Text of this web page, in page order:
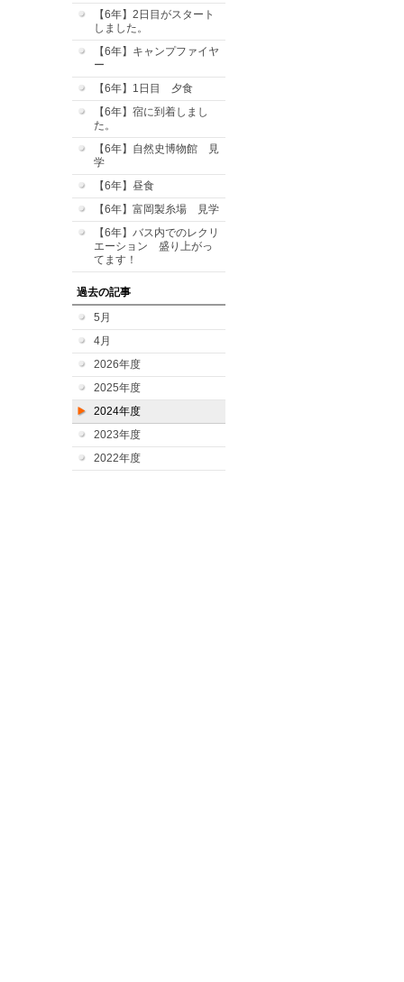
【6年】2日目がスタート
しました。
【6年】キャンプファイヤ
ー
【6年】1日目 夕食
【6年】宿に到着しまし
た。
【6年】自然史博物館 見
学
【6年】昼食
【6年】富岡製糸場 見学
【6年】バス内でのレクリ
エーション 盛り上がっ
てます！
過去の記事
5月
4月
2026年度
2025年度
2024年度
2023年度
2022年度